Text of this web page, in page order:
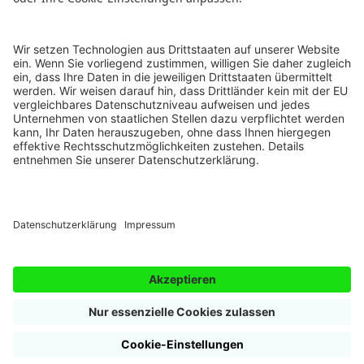
AGB
Barrierefreiheitserklärung
Vertrag widerrufen
Vertrag kündigen
Login Autoren-Campus
Teilnehmer-Zeitschrift
Workshops & Webinare
FAQ
Fakten zur Schule des Schreibens
Schriftsteller werden
Übungen kreatives Schreiben
Kurzgeschichten schreiben
Krimi schreiben
Compliance Impressum
© 2000 - 2026 Schule des Schreibens